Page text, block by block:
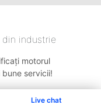
Live chat
din industrie
motorul
servicii!